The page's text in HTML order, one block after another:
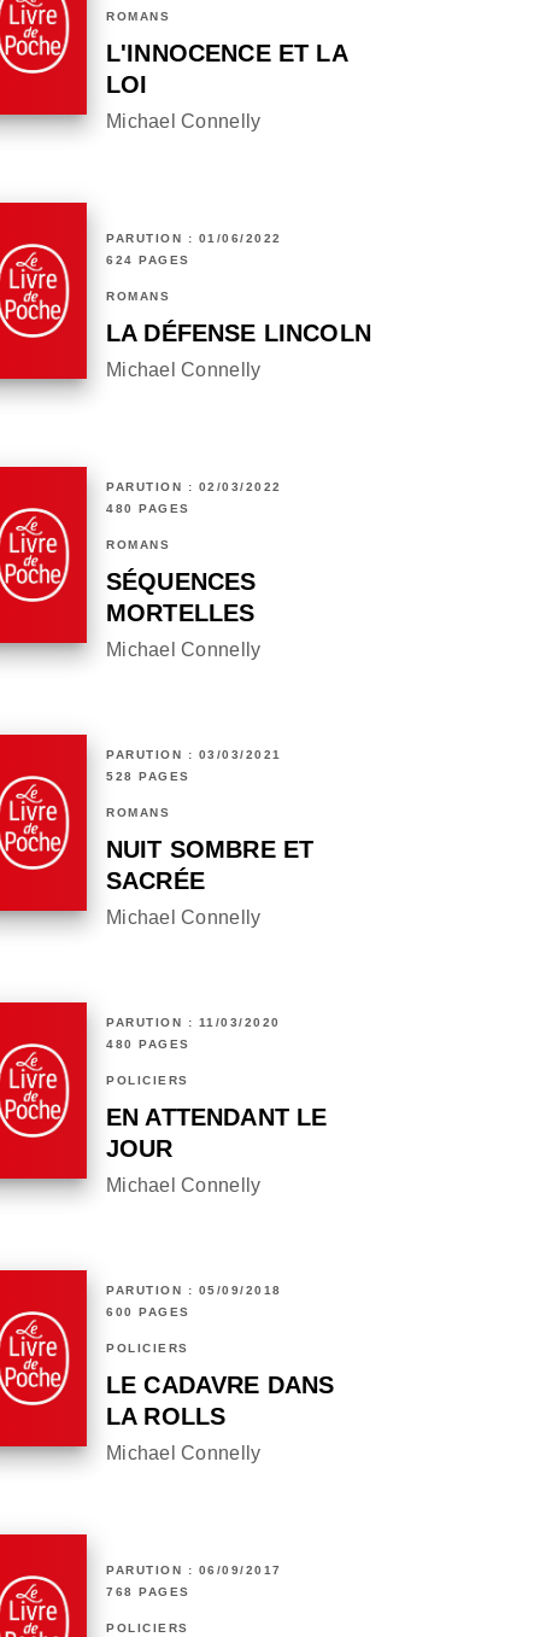
ROMANS
L'INNOCENCE ET LA
LOI
Michael Connelly
PARUTION : 01/06/2022
624 PAGES
ROMANS
LA DÉFENSE LINCOLN
Michael Connelly
PARUTION : 02/03/2022
480 PAGES
ROMANS
SÉQUENCES
MORTELLES
Michael Connelly
PARUTION : 03/03/2021
528 PAGES
ROMANS
NUIT SOMBRE ET
SACRÉE
Michael Connelly
PARUTION : 11/03/2020
480 PAGES
POLICIERS
EN ATTENDANT LE
JOUR
Michael Connelly
PARUTION : 05/09/2018
600 PAGES
POLICIERS
LE CADAVRE DANS
LA ROLLS
Michael Connelly
PARUTION : 06/09/2017
768 PAGES
POLICIERS